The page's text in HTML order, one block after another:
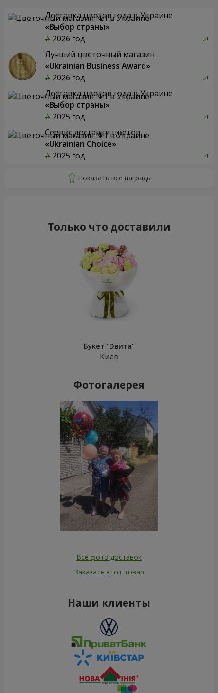
Доставка цветов года в Украине
«Выбор страны»
2026 год
Лучший цветочный магазин
«Ukrainian Business Award»
2026 год
Доставка цветов года в Украине
«Выбор страны»
2025 год
Сервис доставки цветов
«Ukrainian Choice»
2025 год
Только что доставили
Букет "Эвита"
Киев
Фотогалерея
Все фото доставок
Заказать этот товар
Наши клиенты